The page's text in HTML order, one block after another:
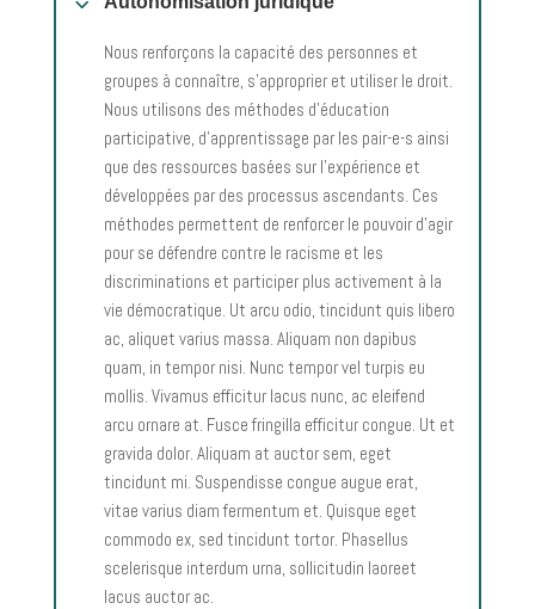
Nous renforçons la capacité des personnes et
groupes à connaître, s’approprier et utiliser le droit.
Nous utilisons des méthodes d’éducation
participative, d’apprentissage par les pair-e-s ainsi
que des ressources basées sur l’expérience et
développées par des processus ascendants. Ces
méthodes permettent de renforcer le pouvoir d’agir
pour se défendre contre le racisme et les
discriminations et participer plus activement à la
vie démocratique. Ut arcu odio, tincidunt quis libero
ac, aliquet varius massa. Aliquam non dapibus
quam, in tempor nisi. Nunc tempor vel turpis eu
mollis. Vivamus efficitur lacus nunc, ac eleifend
arcu ornare at. Fusce fringilla efficitur congue. Ut et
gravida dolor. Aliquam at auctor sem, eget
tincidunt mi. Suspendisse congue augue erat,
vitae varius diam fermentum et. Quisque eget
commodo ex, sed tincidunt tortor. Phasellus
scelerisque interdum urna, sollicitudin laoreet
lacus auctor ac.